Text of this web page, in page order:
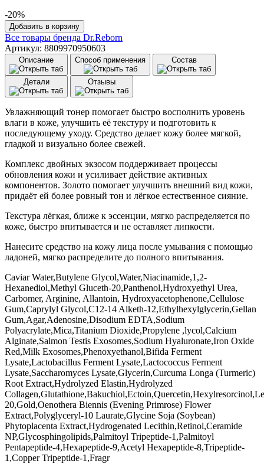
2
350 ₽.
880 ₽.
-20%
Количество
товара
Тонер
увлажняющий
двойными
экзосомами
и
золотом
Dr.Reborn
Dual
Exo
Pure
Gold
Signal
Toner
(100
Добавить в корзину
Все товары бренда Dr.Reborn
Артикул: 8809970950603
Описание Способ применения Состав
Детали Отзывы
Увлажняющий тонер помогает быстро восполнить уровень
влаги в коже, улучшить её текстуру и подготовить к
последующему уходу. Средство делает кожу более мягкой,
гладкой и визуально более свежей.
Комплекс двойных экзосом поддерживает процессы
обновления кожи и усиливает действие активных
компонентов. Золото помогает улучшить внешний вид кожи,
придаёт ей более ровный тон и лёгкое естественное сияние.
Текстура лёгкая, ближе к эссенции, мягко распределяется по
коже, быстро впитывается и не оставляет липкости.
Нанесите средство на кожу лица после умывания с помощью
ладоней, мягко распределите до полного впитывания.
Caviar Water,Butylene Glycol,Water,Niacinamide,1,2-
Hexanediol,Methyl Gluceth-20,Panthenol,Hydroxyethyl Urea,
Carbomer, Arginine, Allantoin, Hydroxyacetophenone,Cellulose
Gum,Caprylyl Glycol,C12-14 Alketh-12,Ethylhexylglycerin,Gellan
Gum,Agar,Adenosine,Disodium EDTA,Sodium
Polyacrylate,Mica,Titanium Dioxide,Propylene ,lycol,Calcium
Alginate,Salmon Testis Exosomes,Sodium Hyaluronate,Iron Oxide
Red,Milk Exosomes,Phenoxyethanol,Bifida Ferment
Lysate,Lactobacillus Ferment Lysate,Lactococcus Ferment
Lysate,Saccharomyces Lysate,Glycerin,Curcuma Longa (Turmeric)
Root Extract,Hydrolyzed Elastin,Hydrolyzed
20,Gold,Oenothera Biennis (Evening Primrose) Flower
Extract,Polyglyceryl-10 Laurate,Glycine Soja (Soybean)
Phytoplacenta Extract,Hydrogenated Lecithin,Retinol,Ceramide
NP,Glycosphingolipids,Palmitoyl Tripeptide-1,Palmitoyl
Pentapeptide-4,Hexapeptide-9,Acetyl Hexapeptide-8,Tripeptide-
1,Copper Tripeptide-1,Fragr